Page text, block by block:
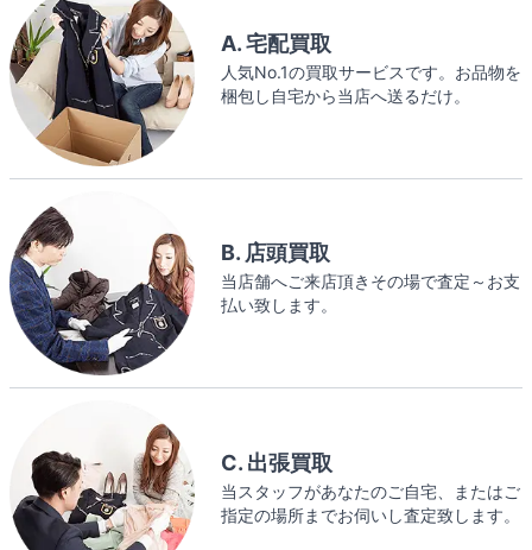
A. 宅配買取
人気No.1の買取サービスです。お品物を
梱包し自宅から当店へ送るだけ。
B. 店頭買取
当店舗へご来店頂きその場で査定～お支
払い致します。
C. 出張買取
当スタッフがあなたのご自宅、またはご
指定の場所までお伺いし査定致します。